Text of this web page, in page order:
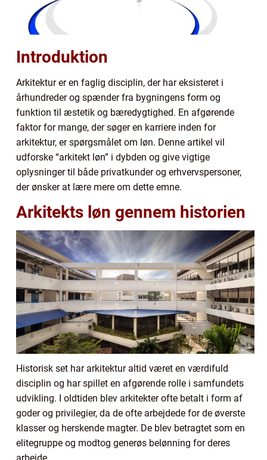
Introduktion
Arkitektur er en faglig disciplin, der har eksisteret i
århundreder og spænder fra bygningens form og
funktion til æstetik og bæredygtighed. En afgørende
faktor for mange, der søger en karriere inden for
arkitektur, er spørgsmålet om løn. Denne artikel vil
udforske “arkitekt løn” i dybden og give vigtige
oplysninger til både privatkunder og erhvervspersoner,
der ønsker at lære mere om dette emne.
Arkitekts løn gennem historien
Historisk set har arkitektur altid været en værdifuld
disciplin og har spillet en afgørende rolle i samfundets
udvikling. I oldtiden blev arkitekter ofte betalt i form af
goder og privilegier, da de ofte arbejdede for de øverste
klasser og herskende magter. De blev betragtet som en
elitegruppe og modtog generøs belønning for deres
arbejde.